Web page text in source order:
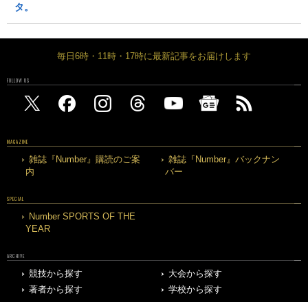
タ。
毎日6時・11時・17時に最新記事をお届けします
FOLLOW US
MAGAZINE
雑誌『Number』購読のご案
内
雑誌『Number』バックナン
バー
SPECIAL
Number SPORTS OF THE
YEAR
ARCHIVE
競技から探す
大会から探す
著者から探す
学校から探す